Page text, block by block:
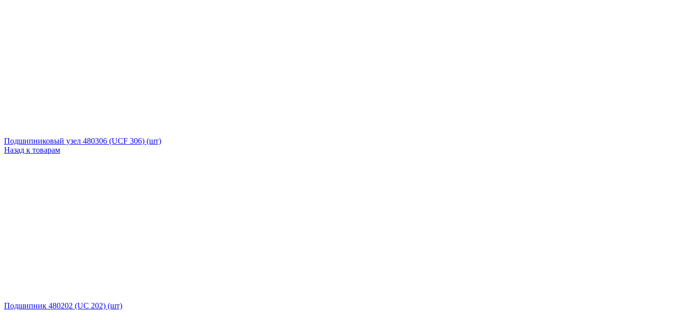
Подшипниковый узел 480306 (UCF 306) (шт)
Назад к товарам
Подшипник 480202 (UC 202) (шт)